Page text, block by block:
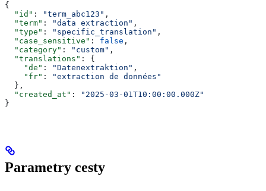
{
  "id"
: "term_abc123" ,
  "term"
: "data extraction" ,
  "type"
: "specific_translation" ,
  "case_sensitive"
: false ,
  "category"
: "custom" ,
  "translations"
: {
    "de"
: "Datenextraktion" ,
    "fr"
:
"extraction de données"
  },
  "created_at"
:
"2025-03-01T10:00:00.000Z"
}
Parametry cesty